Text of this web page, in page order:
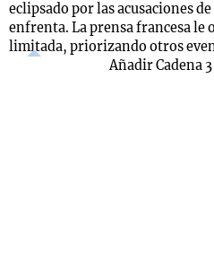
eclipsado por las acusaciones
enfrenta. La prensa francesa le
limitada, priorizando otros
Añadir Cadena 3